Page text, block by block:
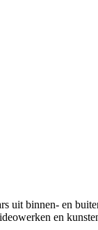
uit binnen- en
en